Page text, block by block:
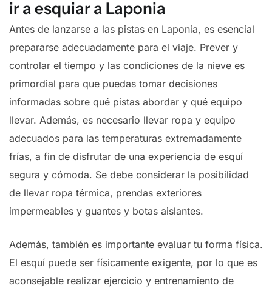
ir a esquiar a Laponia
Antes de lanzarse a las pistas en Laponia, es esencial
prepararse adecuadamente para el viaje. Prever y
controlar el tiempo y las condiciones de la nieve es
primordial para que puedas tomar decisiones
informadas sobre qué pistas abordar y qué equipo
llevar. Además, es necesario llevar ropa y equipo
adecuados para las temperaturas extremadamente
frías, a fin de disfrutar de una experiencia de esquí
segura y cómoda. Se debe considerar la posibilidad
de llevar ropa térmica, prendas exteriores
impermeables y guantes y botas aislantes.
Además, también es importante evaluar tu forma física.
El esquí puede ser físicamente exigente, por lo que es
aconsejable realizar ejercicio y entrenamiento de